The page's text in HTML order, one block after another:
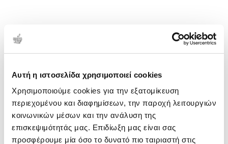
Αυτή η ιστοσελίδα χρησιμοποιεί cookies
Χρησιμοποιούμε cookies για την εξατομίκευση
περιεχομένου και διαφημίσεων, την παροχή λειτουργιών
κοινωνικών μέσων και την ανάλυση της
επισκεψιμότητάς μας. Επιδίωξη μας είναι σας
προσφέρουμε μία όσο το δυνατό πιο ταιριαστή στις